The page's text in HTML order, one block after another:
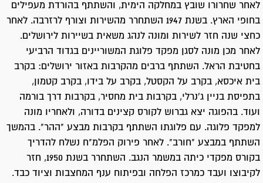
לאחר שחרורו שובץ במחלקה הימית, והשתתף בהורדת מעפילים
בחופי הארץ. בשנת 1947 השתחרר מהשירות וצורף לרזרבה. לאחר
כחצי שנה חזר לשירות ומונה לנהג משאית בשיירות לירושלים.
לאחר מכן מונה לסגן מפקד פלוגת המשוריינים בגדוד הרביעי
בחטיבת הראל. השתתף ברבים מהקרבות באזור ירושלים: בקרב
בית איכסא, בקרב על הקסטל, בקרב על בידו, בקרב קטמון,
בתפיסת בניין ג'נרלי, בקרבות בית מחסיר, בקרבות דרך בורמה
ועוד. בהפוגה יצא גברוש לקורס קצינים בדורה, ולאחריו מונה
למפקד פלוגה. עם פלוגתו השתתף בקרבות מבצע "ההר". בהמשך
השתתף במבצע "חורב". לאחר פירוק הפלמ"ח נשלח להדריך
בקורס מפקדי כיתה במשמר הנגב. השתחרר בשנת 1950, חזר
לקיבוצו ועבד כמרכז הפלחה ובפיתוח ענף המחצבות וציוד כבד.